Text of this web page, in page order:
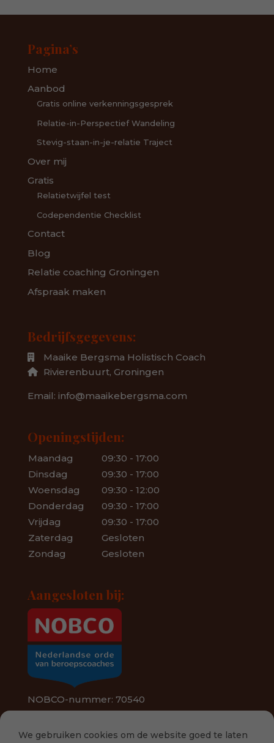
Pagina’s
Home
Aanbod
Gratis online verkenningsgesprek
Relatie-in-Perspectief Wandeling
Stevig-staan-in-je-relatie Traject
Over mij
Gratis
Relatietwijfel test
Codependentie Checklist
Contact
Blog
Relatie coaching Groningen
Afspraak maken
Bedrijfsgegevens:
Maaike Bergsma Holistisch Coach
Rivierenbuurt, Groningen
Email: info@maaikebergsma.com
Openingstijden:
Maandag
09:30 - 17:00
Dinsdag
09:30 - 17:00
Woensdag
09:30 - 12:00
Donderdag
09:30 - 17:00
Vrijdag
09:30 - 17:00
Zaterdag
Gesloten
Zondag
Gesloten
Aangesloten bij:
NOBCO-nummer: 70540
We gebruiken cookies om de website goed te laten